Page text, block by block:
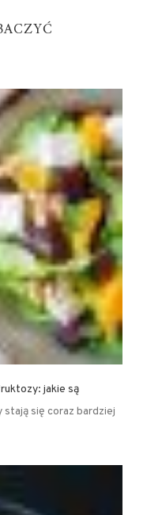
jakie są
się coraz bardziej